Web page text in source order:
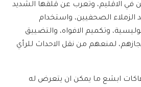
في الاقليم، وتعرب عن قلقها الشديد
الصحفيين، واستخدام
وتكميم الافواه، والتضييق
لمنعهم من نقل الاحداث للرأي
ابشع ما يمكن ان يتعرض له